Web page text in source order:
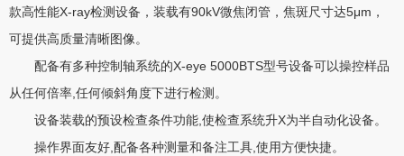
款高性能X-ray检测设备，装载有90kV微焦闭管，焦斑尺寸达5μm，
可提供高质量清晰图像。
配备有多种控制轴系统的X-eye 5000BTS型号设备可以操控样品
从任何倍率,任何倾斜角度下进行检测。
设备装载的预设检查条件功能,使检查系统升X为半自动化设备。
操作界面友好,配备各种测量和备注工具,使用方便快捷。